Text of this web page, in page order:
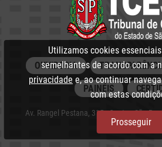
OUVIDORIA
PAINÉIS
Av. Rangel Pestana, 315 - Centro, São
PABX: 3292‑3266
Utilizamos cookies
semelhantes de acordo com a
privacidade e, ao continuar
com estas
Prosseguir